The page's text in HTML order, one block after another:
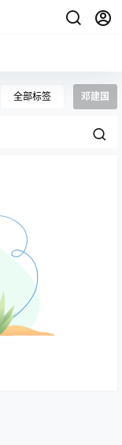
全部标签 邓建国